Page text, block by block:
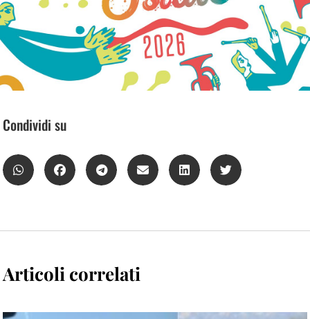
Condividi su
Articoli correlati